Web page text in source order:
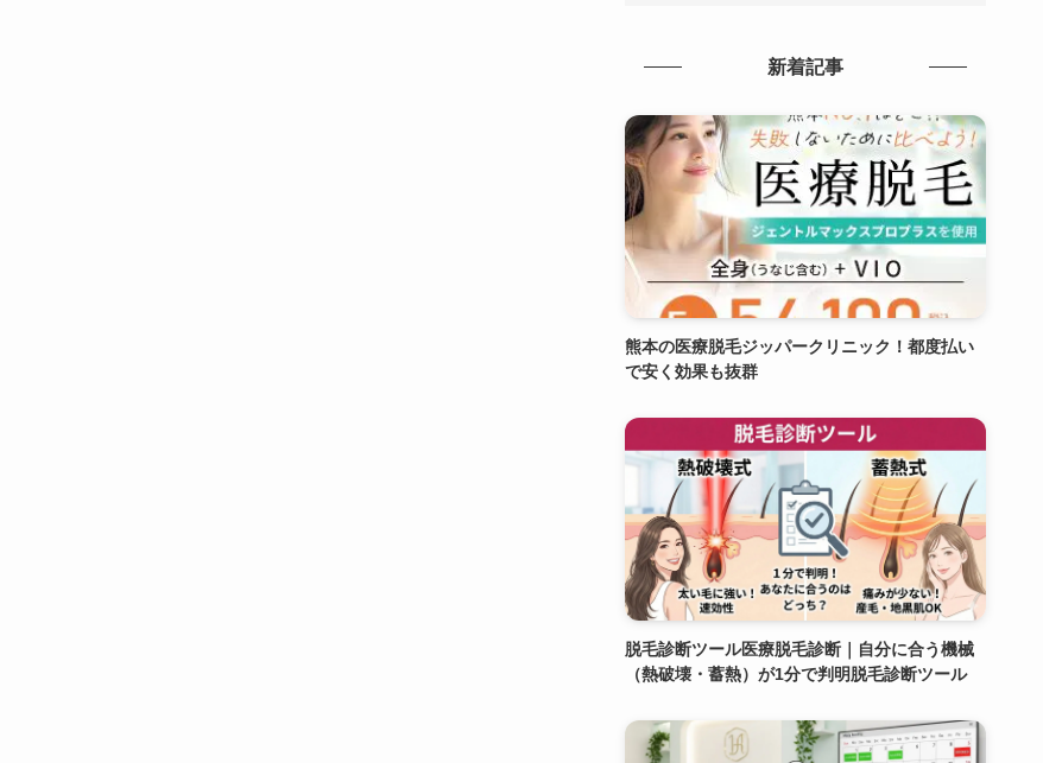
新着記事
熊本の医療脱毛ジッパークリニック！都度払い
で安く効果も抜群
脱毛診断ツール医療脱毛診断｜自分に合う機械
（熱破壊・蓄熱）が1分で判明脱毛診断ツール